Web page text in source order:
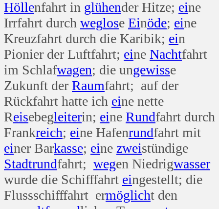
Höllenfahrt in glühender Hitze; eine
Irrfahrt durch weglose Einöde; eine
Kreuzfahrt durch die Karibik; ein
Pionier der Luftfahrt; eine Nachtfahrt
im Schlafwagen; die ungewisse
Zukunft der Raumfahrt; auf der
Rückfahrt hatte ich eine nette
Reisebegleiterin; eine Rundfahrt durch
Frankreich; eine Hafenrundfahrt mit
einer Barkasse; eine zweistündige
Stadtrundfahrt; wegen Niedrigwasser
wurde die Schifffahrt eingestellt; die
Flussschifffahrt ermöglicht den